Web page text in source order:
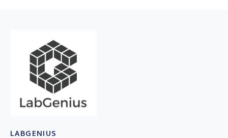
LABGENIUS